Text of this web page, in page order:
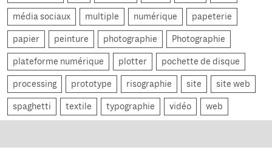
média sociaux multiple numérique papeterie
papier peinture photographie Photographie
plateforme numérique plotter pochette de disque
processing prototype risographie site site web
spaghetti textile typographie vidéo web